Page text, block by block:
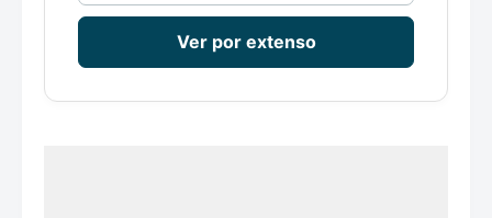
Ver por extenso